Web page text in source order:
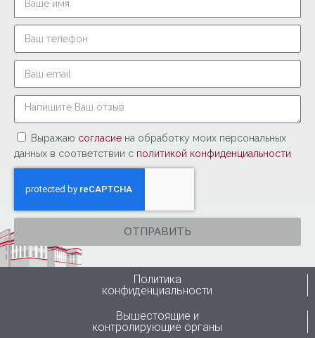
Выражаю согласие на обработку моих персональных
данных в соответствии с политикой конфиденциальности
ОТПРАВИТЬ
Политика
конфиденциальности
Вышестоящие и
контролирующие органы